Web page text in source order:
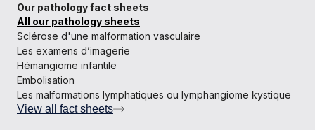
Our pathology fact sheets
All our pathology sheets
Sclérose d'une malformation vasculaire
Les examens d’imagerie
Hémangiome infantile
Embolisation
Les malformations lymphatiques ou lymphangiome kystique
View all fact sheets